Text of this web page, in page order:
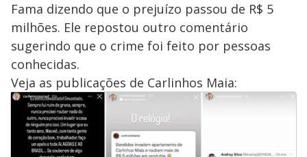
Fama dizendo que o prejuízo passou de R$ 5
milhões. Ele repostou outro comentário
sugerindo que o crime foi feito por pessoas
conhecidas.
Veja as publicações de Carlinhos Maia: